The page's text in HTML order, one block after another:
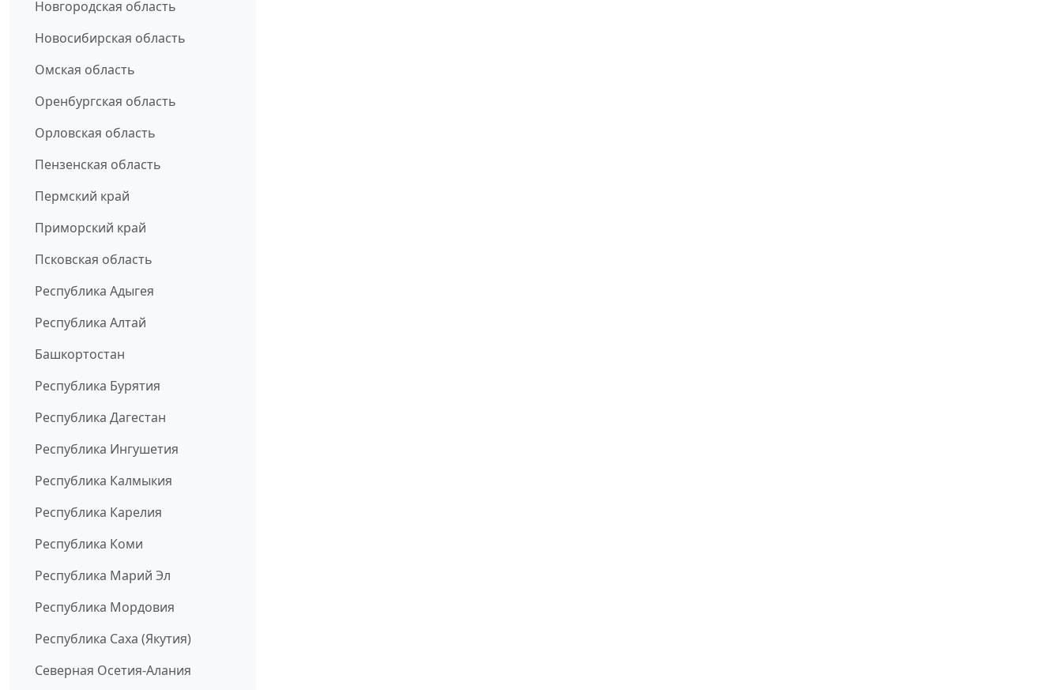
Новгородская область
Новосибирская область
Омская область
Оренбургская область
Орловская область
Пензенская область
Пермский край
Приморский край
Псковская область
Республика Адыгея
Республика Алтай
Башкортостан
Республика Бурятия
Республика Дагестан
Республика Ингушетия
Республика Калмыкия
Республика Карелия
Республика Коми
Республика Марий Эл
Республика Мордовия
Республика Саха (Якутия)
Северная Осетия-Алания